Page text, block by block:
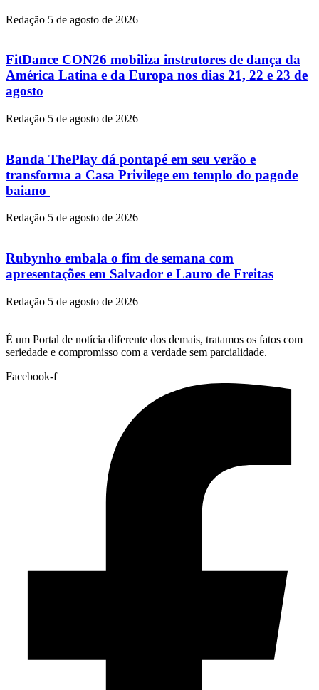
Redação 5 de agosto de 2026
FitDance CON26 mobiliza instrutores de dança da
América Latina e da Europa nos dias 21, 22 e 23 de
agosto
Redação 5 de agosto de 2026
Banda ThePlay dá pontapé em seu verão e
transforma a Casa Privilege em templo do pagode
baiano
Redação 5 de agosto de 2026
Rubynho embala o fim de semana com
apresentações em Salvador e Lauro de Freitas
Redação 5 de agosto de 2026
É um Portal de notícia diferente dos demais, tratamos os fatos com
seriedade e compromisso com a verdade sem parcialidade.
Facebook-f